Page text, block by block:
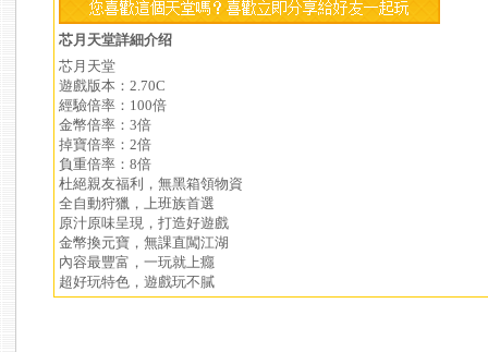
芯月天堂詳細介绍
芯月天堂
遊戲版本：2.70C
經驗倍率：100倍
金幣倍率：3倍
掉寶倍率：2倍
負重倍率：8倍
杜絕親友福利，無黑箱領物資
全自動狩獵，上班族首選
原汁原味呈現，打造好遊戲
金幣換元寶，無課直闖江湖
內容最豐富，一玩就上癮
超好玩特色，遊戲玩不膩